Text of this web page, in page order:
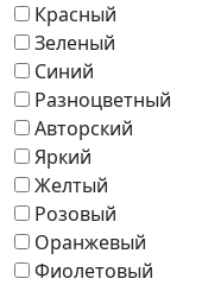
Красный
Зеленый
Синий
Разноцветный
Авторский
Яркий
Желтый
Розовый
Оранжевый
Фиолетовый